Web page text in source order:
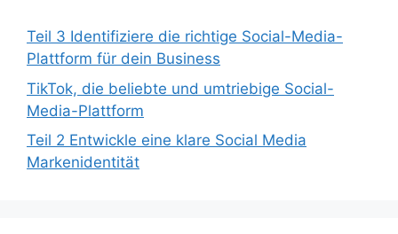
Teil 3 Identifiziere die richtige Social-Media-
Plattform für dein Business
TikTok, die beliebte und umtriebige Social-
Media-Plattform
Teil 2 Entwickle eine klare Social Media
Markenidentität